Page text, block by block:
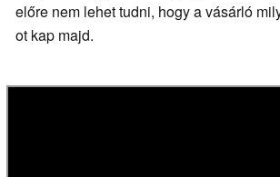
előre nem lehet tudni, hogy a vásárló
ot kap majd.